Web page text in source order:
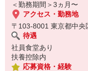
＜勤務期間＞3ヵ月〜
アクセス・勤務地
〒103-8001 東京都中央
待遇
社員食堂あり
扶養控除内
応募資格・経験